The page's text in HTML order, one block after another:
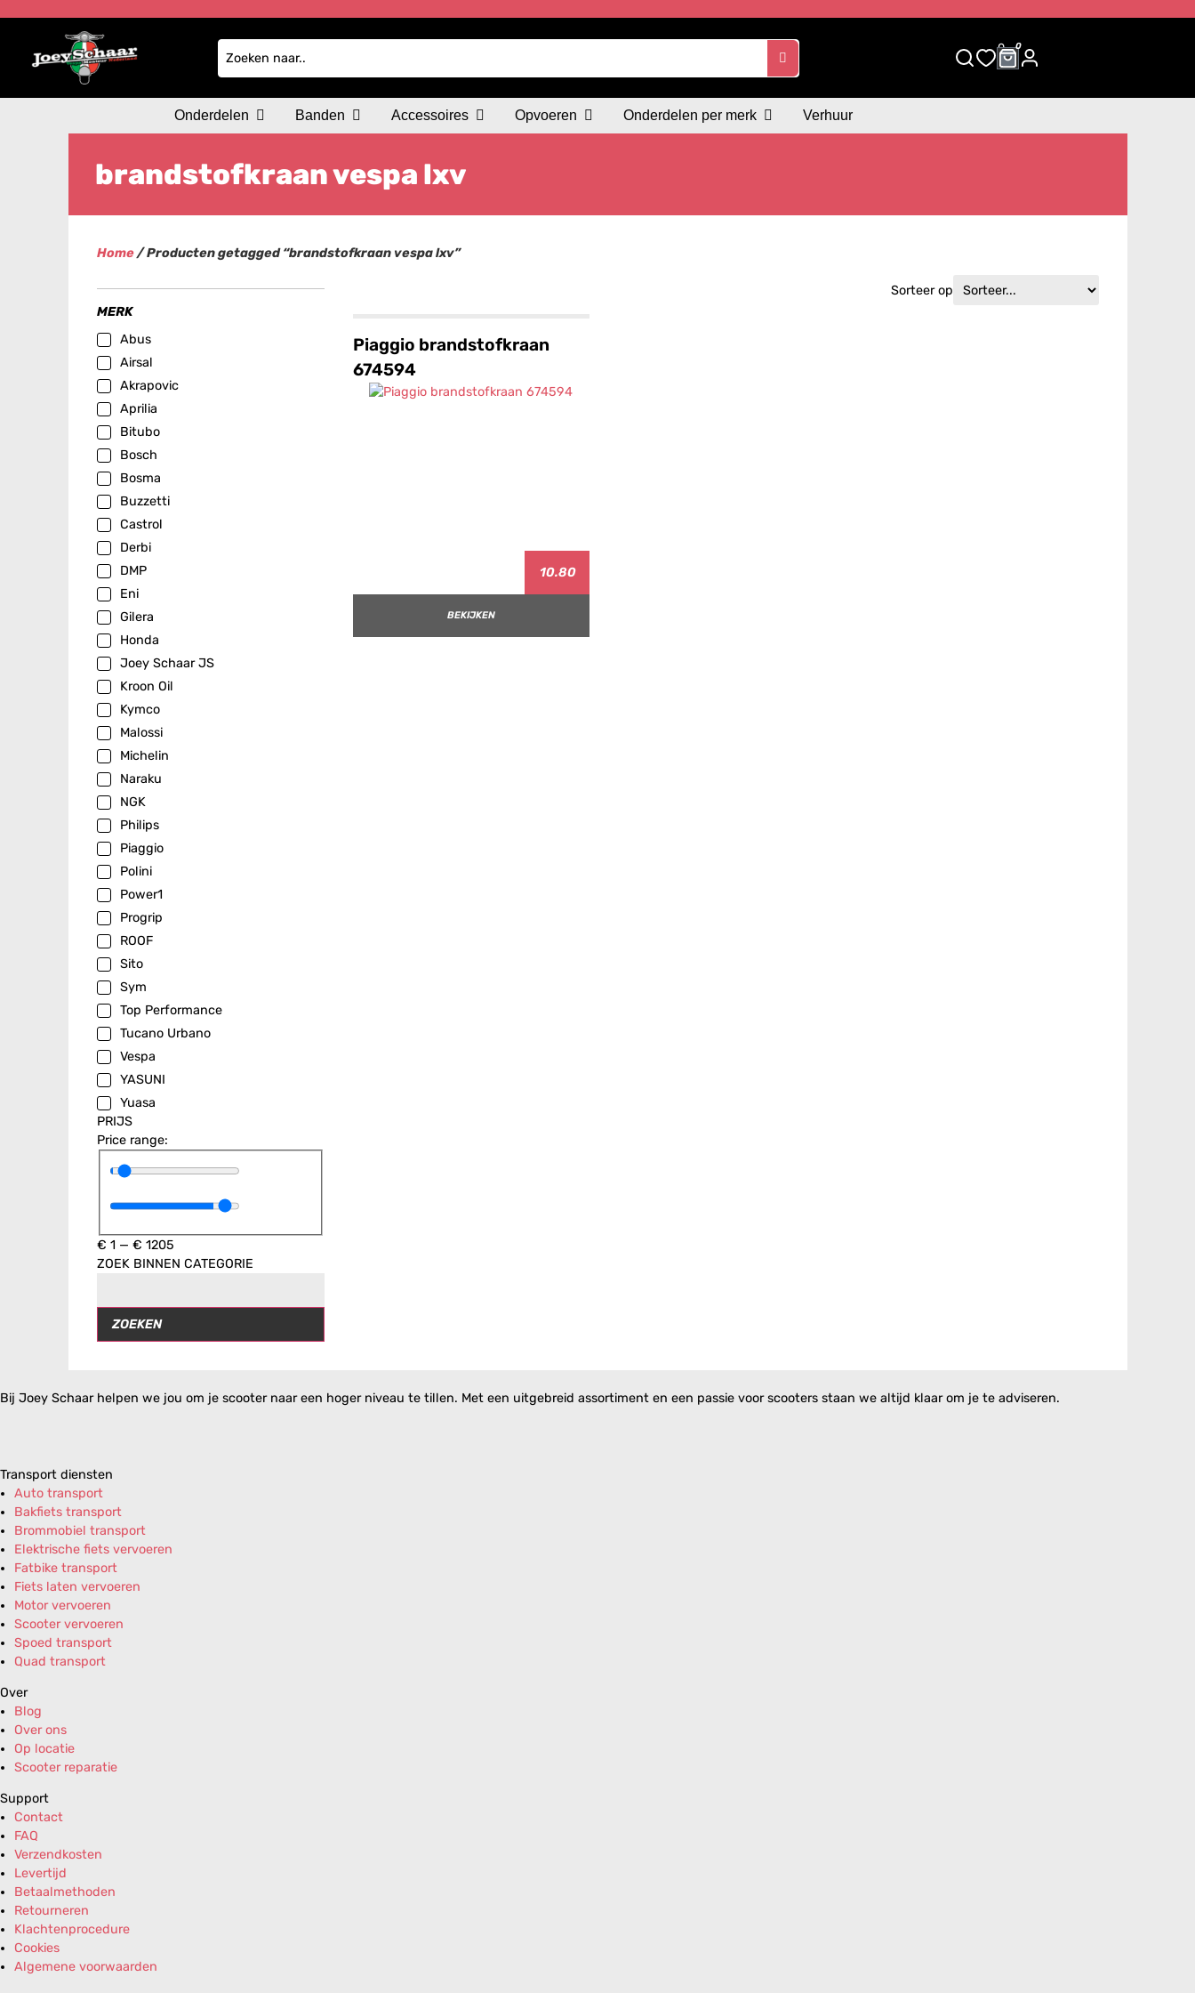
0 0
Onderdelen Banden Accessoires Opvoeren Onderdelen per merk Verhuur
brandstofkraan vespa lxv
Home/ Producten getagged “brandstofkraan vespa lxv”
MERK
Abus
Airsal
Akrapovic
Aprilia
Bitubo
Bosch
Bosma
Buzzetti
Castrol
Derbi
DMP
Eni
Gilera
Honda
Joey Schaar JS
Kroon Oil
Kymco
Malossi
Michelin
Naraku
NGK
Philips
Piaggio
Polini
Power1
Progrip
ROOF
Sito
Sym
Top Performance
Tucano Urbano
Vespa
YASUNI
Yuasa
PRIJS
Price range:
€ 1 — € 1205
ZOEK BINNEN CATEGORIE
ZOEKEN
Sorteer op
Piaggio brandstofkraan
674594
10.80
BEKIJKEN
Bij Joey Schaar helpen we jou om je scooter naar een hoger niveau te tillen. Met een uitgebreid assortiment en een passie voor scooters staan we altijd klaar om je te adviseren.
Transport diensten
Auto transport
Bakfiets transport
Brommobiel transport
Elektrische fiets vervoeren
Fatbike transport
Fiets laten vervoeren
Motor vervoeren
Scooter vervoeren
Spoed transport
Quad transport
Over
Blog
Over ons
Op locatie
Scooter reparatie
Support
Contact
FAQ
Verzendkosten
Levertijd
Betaalmethoden
Retourneren
Klachtenprocedure
Cookies
Algemene voorwaarden